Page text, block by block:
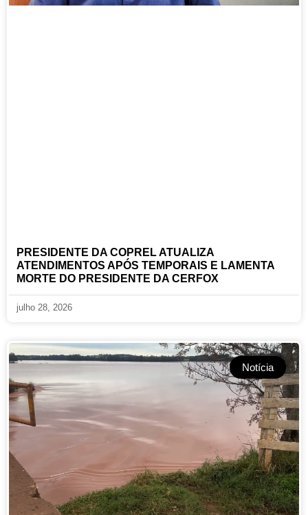
PRESIDENTE DA COPREL ATUALIZA
ATENDIMENTOS APÓS TEMPORAIS E LAMENTA
MORTE DO PRESIDENTE DA CERFOX
julho 28, 2026
Notícia